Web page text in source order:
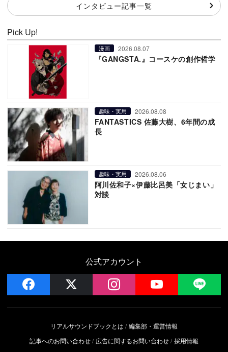
インタビュー記事一覧
Pick Up!
漫画 2026.08.07
『GANGSTA.』コースケの創作哲学
趣味・実用 2026.08.08
FANTASTICS 佐藤大樹、6年間の成
長
趣味・実用 2026.08.06
阿川佐和子×伊藤比呂美「女じまい」
対談
公式アカウント
facebook instagram YouTube
リアルサウンドブックとは
編集部・運営情報
記事へのお問い合わせ
広告に関するお問い合わせ 採用情報